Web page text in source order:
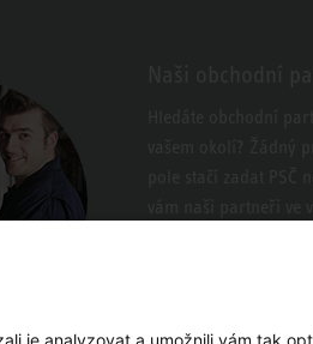
je analyzovat a umožnili vám tak